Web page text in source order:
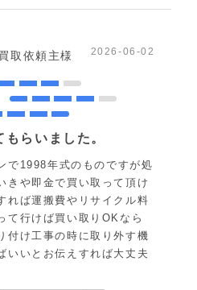
取依頼主様 2026-06-02
らいました。
で1998年式のものですが処
きや即金で買い取って頂け
れば運搬費やリサイクル料
て行けば買い取りOKなら
付け工事の時に取り外す機
いいとお伝えすれば大丈夫